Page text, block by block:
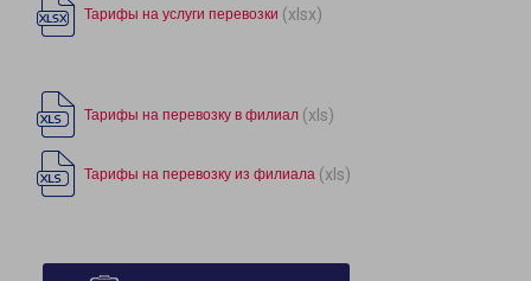
Тарифы на услуги перевозки (xlsx)
Тарифы на перевозку в филиал (xls)
Тарифы на перевозку из филиала (xls)